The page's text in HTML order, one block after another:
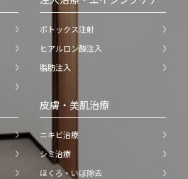
ボトックス注射
ヒアルロン酸注入
脂肪注入
皮膚・美肌治療
ニキビ治療
シミ治療
ほくろ・いぼ除去